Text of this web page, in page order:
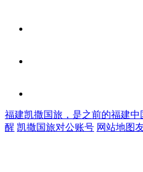
福建凯撒国旅，是之前的福建中
醒 凯撒国旅对公账号 网站地图